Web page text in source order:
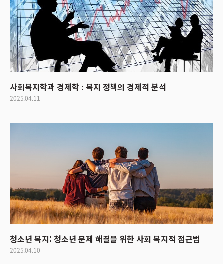
사회복지학과 경제학 : 복지 정책의 경제적 분석
2025.04.11
청소년 복지: 청소년 문제 해결을 위한 사회 복지적 접근법
2025.04.10